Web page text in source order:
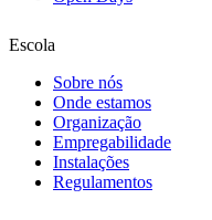
Escola
Sobre nós
Onde estamos
Organização
Empregabilidade
Instalações
Regulamentos